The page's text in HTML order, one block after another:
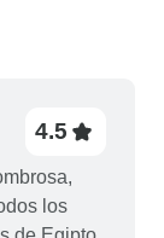
4.5
los